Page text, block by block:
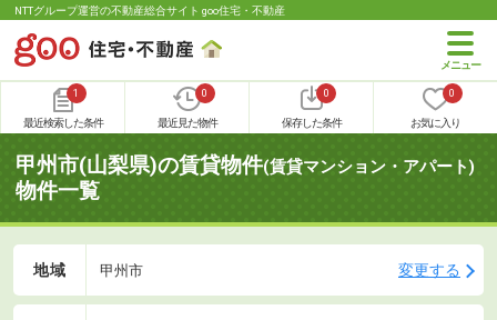
NTTグループ運営の不動産総合サイト goo住宅・不動産
1
最近検索した条件
0
最近見た物件
0
保存した条件
0
お気に入り
甲州市(山梨県)の賃貸物件(賃貸マンション・アパート)
物件一覧
地域 甲州市 変更する